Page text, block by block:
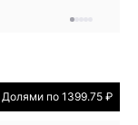
Долями по 1399.75 ₽